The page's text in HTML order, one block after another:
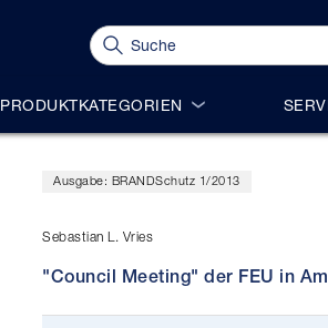
PRODUKTKATEGORIEN
Ausgabe: BRANDSchutz 1/2013
Sebastian L. Vries
"Council Meeting" der FEU in